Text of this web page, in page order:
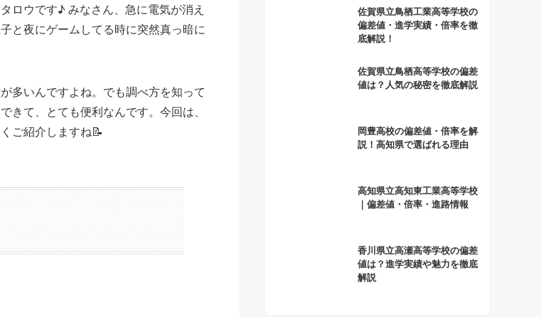
ロウです♪ みなさん、急に電気が消え
と夜にゲームしてる時に突然真っ暗に
多いんですよね。でも調べ方を知って
て、とても便利なんです。今回は、
ご紹介しますね📝
佐賀県立鳥栖工業高等学校の
偏差値・進学実績・倍率を徹
底解説！
佐賀県立鳥栖高等学校の偏差
値は？人気の秘密を徹底解説
岡豊高校の偏差値・倍率を解
説！高知県で選ばれる理由
高知県立高知東工業高等学校
｜偏差値・倍率・進路情報
香川県立高瀬高等学校の偏差
値は？進学実績や魅力を徹底
解説